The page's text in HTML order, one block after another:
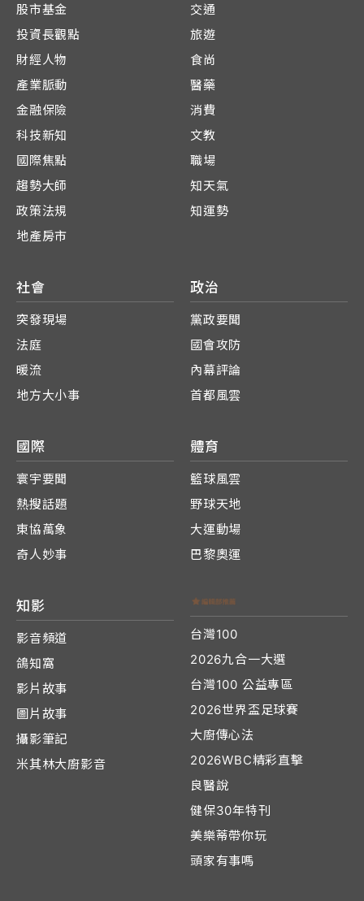
股市基金
投資長觀點
財經人物
產業脈動
金融保險
科技新知
國際焦點
趨勢大師
政策法規
地產房市
交通
旅遊
食尚
醫藥
消費
文教
職場
知天氣
知運勢
社會
突發現場
法庭
暖流
地方大小事
政治
黨政要聞
國會攻防
內幕評論
首都風雲
國際
寰宇要聞
熱搜話題
東協萬象
奇人妙事
體育
籃球風雲
野球天地
大運動場
巴黎奧運
知影
影音頻道
鴿知窩
影片故事
圖片故事
攝影筆記
米其林大廚影音
台灣100
2026九合一大選
台灣100 公益專區
2026世界盃足球賽
大廚傳心法
2026WBC精彩直擊
良醫說
健保30年特刊
美樂蒂帶你玩
頭家有事嗎